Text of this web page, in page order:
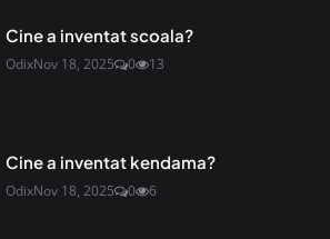
Cine a inventat scoala?
OdixNov 18, 2025 0 13
Cine a inventat kendama?
OdixNov 18, 2025 0 6